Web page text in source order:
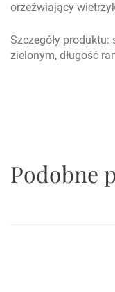
orzeźwiający
Szczegóły produktu:
zielonym, długość
Podobne